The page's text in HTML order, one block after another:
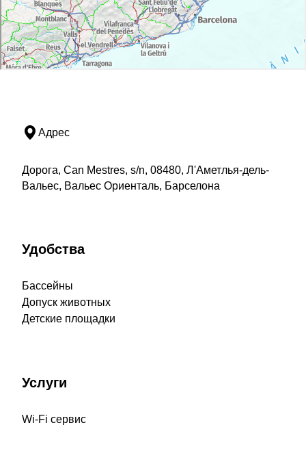
Адрес
Дорога, Can Mestres, s/n, 08480, Л'Аметлья-дель-
Вальес, Вальес Ориенталь, Барселона
Удобства
Бассейны
Допуск животных
Детские площадки
Услуги
Wi-Fi сервис